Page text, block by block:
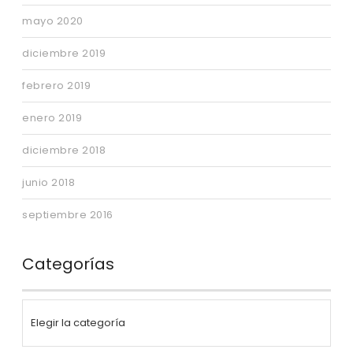
mayo 2020
diciembre 2019
febrero 2019
enero 2019
diciembre 2018
junio 2018
septiembre 2016
Categorías